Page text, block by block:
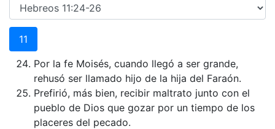
11
Por la fe Moisés, cuando llegó a ser grande,
rehusó ser llamado hijo de la hija del Faraón.
Prefirió, más bien, recibir maltrato junto con el
pueblo de Dios que gozar por un tiempo de los
placeres del pecado.